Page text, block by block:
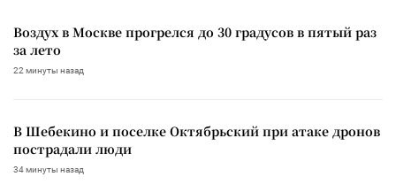
Воздух в Москве прогрелся до 30 градусов в пятый раз
за лето
22 минуты назад
В Шебекино и поселке Октябрьский при атаке дронов
пострадали люди
34 минуты назад